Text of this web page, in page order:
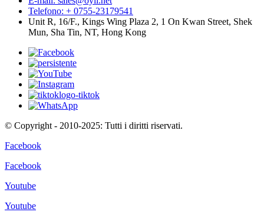
Telefono: + 0755-23179541
Unit R, 16/F., Kings Wing Plaza 2, 1 On Kwan Street, Shek
Mun, Sha Tin, NT, Hong Kong
© Copyright - 2010-2025: Tutti i diritti riservati.
Facebook
Facebook
Youtube
Youtube